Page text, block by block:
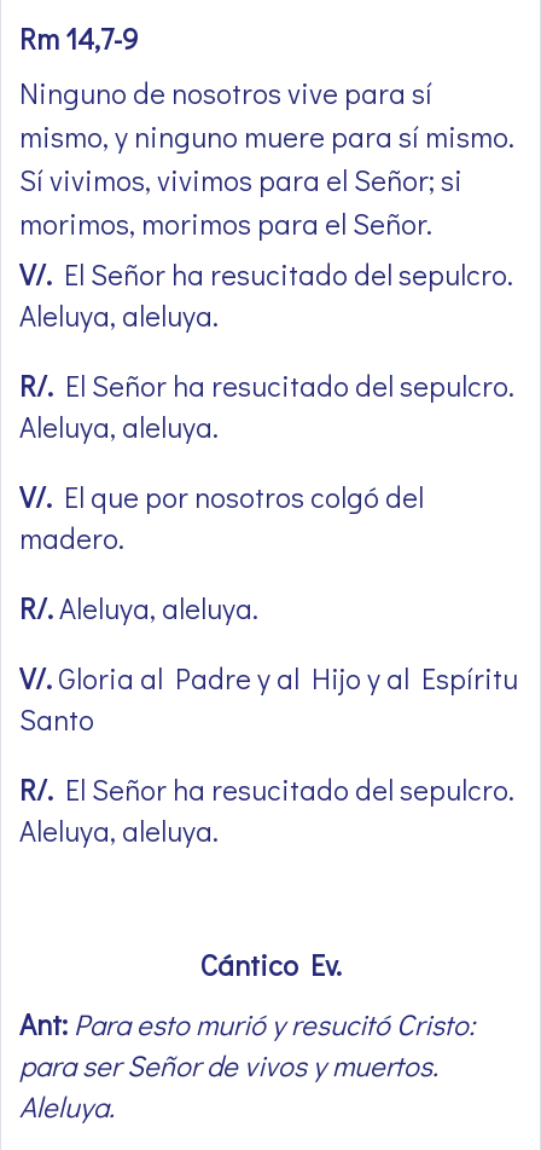
Rm 14,7-9
Ninguno de nosotros vive para sí
mismo, y ninguno muere para sí mismo.
Sí vivimos, vivimos para el Señor; si
morimos, morimos para el Señor.
V/. El Señor ha resucitado del sepulcro.
Aleluya, aleluya.
R/. El Señor ha resucitado del sepulcro.
Aleluya, aleluya.
V/. El que por nosotros colgó del
madero.
R/.Aleluya, aleluya.
V/.Gloria al Padre y al Hijo y al Espíritu
Santo
R/. El Señor ha resucitado del sepulcro.
Aleluya, aleluya.
Cántico Ev.
Ant: Para esto murió y resucitó Cristo:
para ser Señor de vivos y muertos.
Aleluya.